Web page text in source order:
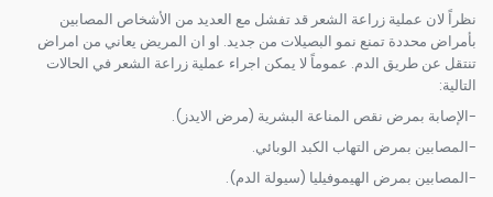
نظراً لان عملية زراعة الشعر قد تفشل مع العديد من الأشخاص المصابين
بأمراض محددة تمنع نمو البصيلات من جديد. او ان المريض يعاني من امراض
تنتقل عن طريق الدم. عموماً لا يمكن اجراء عملية زراعة الشعر في الحالات
التالية:
-الإصابة بمرض نقص المناعة البشرية (مرض الايدز).
-المصابين بمرض التهاب الكبد الوبائي.
-المصابين بمرض الهيموفيليا (سيولة الدم).